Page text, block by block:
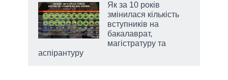
Як за 10 років
змінилася кількість
вступників на
бакалаврат,
магістратуру та
аспірантуру